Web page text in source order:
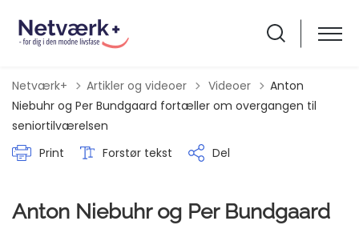
Netværk+ Artikler og videoer Tilbage til
Videoer
Anton
Niebuhr og Per Bundgaard fortæller om overgangen til
seniortilværelsen
Print
Forstør tekst Del
Anton Niebuhr og Per Bundgaard